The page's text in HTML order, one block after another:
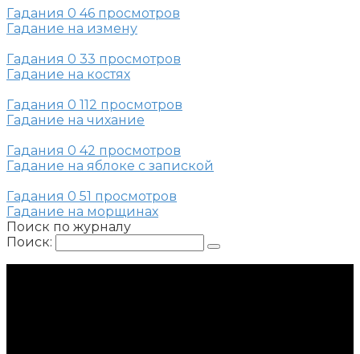
Гадания 0 46 просмотров
Гадание на измену
Гадания 0 33 просмотров
Гадание на костях
Гадания 0 112 просмотров
Гадание на чихание
Гадания 0 42 просмотров
Гадание на яблоке с запиской
Гадания 0 51 просмотров
Гадание на морщинах
Поиск по журналу
Поиск: